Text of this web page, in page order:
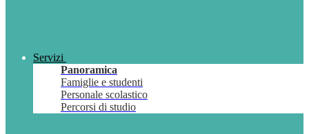
Servizi
Panoramica
Famiglie e studenti
Personale scolastico
Percorsi di studio